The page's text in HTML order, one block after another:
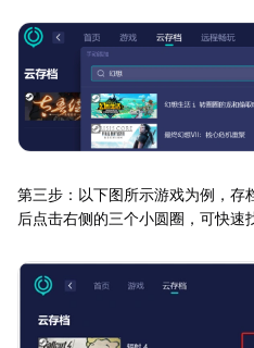
第三步：以下图所示游戏为例，存
后点击右侧的三个小圆圈，可快速